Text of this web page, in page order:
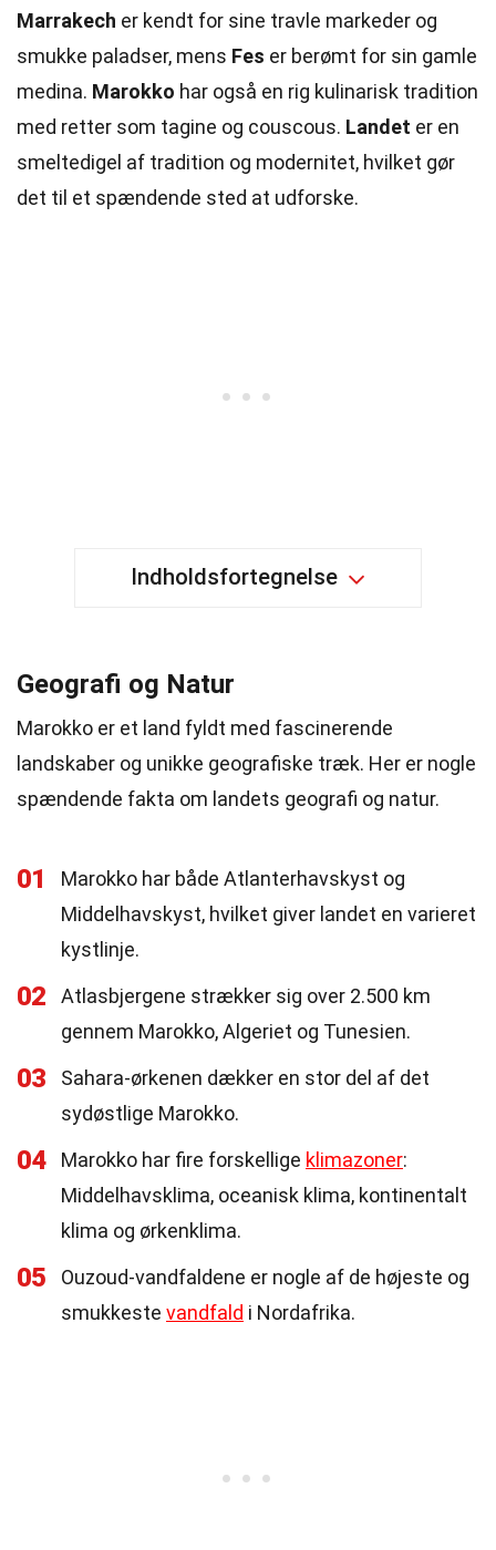
Marrakech er kendt for sine travle markeder og
smukke paladser, mens Fes er berømt for sin gamle
medina. Marokko har også en rig kulinarisk tradition
med retter som tagine og couscous. Landet er en
smeltedigel af tradition og modernitet, hvilket gør
det til et spændende sted at udforske.
Indholdsfortegnelse
Geografi og Natur
Marokko er et land fyldt med fascinerende
landskaber og unikke geografiske træk. Her er nogle
spændende fakta om landets geografi og natur.
01
Marokko har både Atlanterhavskyst og
Middelhavskyst, hvilket giver landet en varieret
kystlinje.
02
Atlasbjergene strækker sig over 2.500 km
gennem Marokko, Algeriet og Tunesien.
03
Sahara-ørkenen dækker en stor del af det
sydøstlige Marokko.
04 Marokko har fire forskellige klimazoner:
Middelhavsklima, oceanisk klima, kontinentalt
klima og ørkenklima.
05
Ouzoud-vandfaldene er nogle af de højeste og
smukkeste vandfald i Nordafrika.